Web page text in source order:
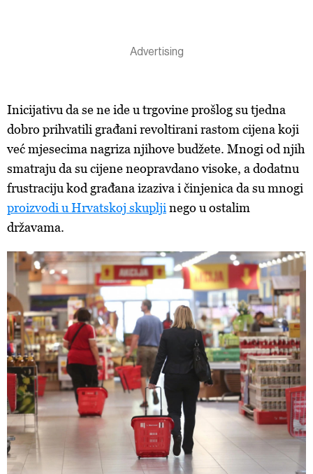
Inicijativu da se ne ide u trgovine prošlog su tjedna
dobro prihvatili građani revoltirani rastom cijena koji
već mjesecima nagriza njihove budžete. Mnogi od njih
smatraju da su cijene neopravdano visoke, a dodatnu
frustraciju kod građana izaziva i činjenica da su mnogi
proizvodi u Hrvatskoj skuplji nego u ostalim
državama.